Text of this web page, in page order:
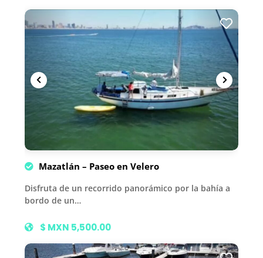
Mazatlán – Paseo en Velero
Disfruta de un recorrido panorámico por la bahía a
bordo de un…
$ MXN 5,500.00